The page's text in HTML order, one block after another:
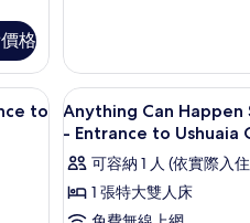
格
Ushuaia
Club
Included
的
所
有
Top
Of
The
World
-
Entrance
險箱、書桌
to
顯
示
Anything
Can
Happen
7
Anything Can
- Entrance to Ushuaia
可容納 1 人 (依實際入
1 張特大雙人床